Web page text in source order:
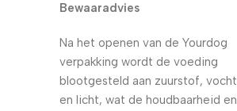
Bewaaradvies
Na het openen van de Yourdog
verpakking wordt de voeding
blootgesteld aan zuurstof, vocht
en licht, wat de houdbaarheid en